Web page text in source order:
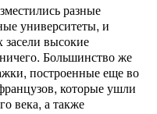
разные
университеты, и
высокие
Большинство же
построенные еще во
которые ушли
века, а также